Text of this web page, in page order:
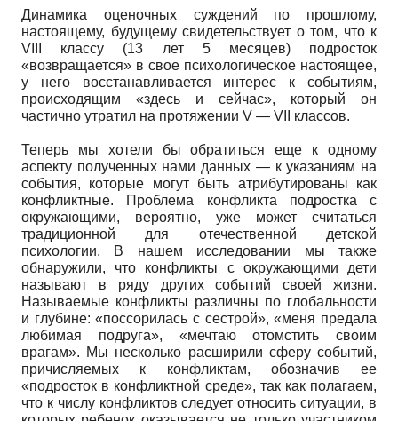
Динамика оценочных суждений по прошлому,
настоящему, будущему свидетельствует о том, что к
VIII классу (13 лет 5 месяцев) подросток
«возвращается» в свое психологическое настоящее,
у него восстанавливается интерес к событиям,
происходящим «здесь и сейчас», который он
частично утратил на протяжении V — VII классов.
Теперь мы хотели бы обратиться еще к одному
аспекту полученных нами данных — к указаниям на
события, которые могут быть атрибутированы как
конфликтные. Проблема конфликта подростка с
окружающими, вероятно, уже может считаться
традиционной для отечественной детской
психологии. В нашем исследовании мы также
обнаружили, что конфликты с окружающими дети
называют в ряду других событий своей жизни.
Называемые конфликты различны по глобальности
и глубине: «поссорилась с сестрой», «меня предала
любимая подруга», «мечтаю отомстить своим
врагам». Мы несколько расширили сферу событий,
причисляемых к конфликтам, обозначив ее
«подросток в конфликтной среде», так как полагаем,
что к числу конфликтов следует относить ситуации, в